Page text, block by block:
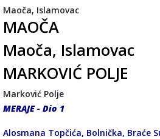
Maoča, Islamovac
MAOČA
Maoča, Islamovac
MARKOVIĆ POLJE
Marković Polje
MERAJE - Dio 1
Alosmana Topčića, Bolnička, Braće